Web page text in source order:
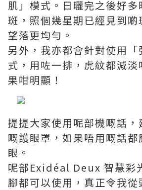
肌」模式。日曬完之後好多
斑，照個幾星期已經見到啲
望落更均勻。
另外，我亦都會針對使用
式，用咗一排，虎紋都減淡
果咁明顯！
提提大家使用呢部機嘅話，
嘅護眼罩，如果唔用嘅話都
眼。
呢部Exidéal Deux 智慧彩
腳都可以使用，真正令我從